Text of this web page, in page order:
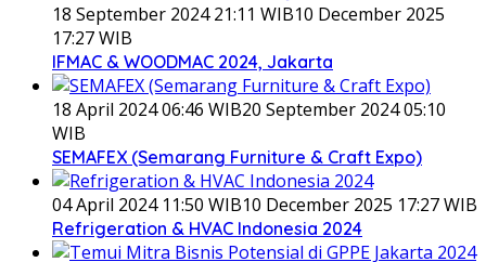
18 September 2024 21:11 WIB10 December 2025
17:27 WIB
IFMAC & WOODMAC 2024, Jakarta
18 April 2024 06:46 WIB20 September 2024 05:10
WIB
SEMAFEX (Semarang Furniture & Craft Expo)
04 April 2024 11:50 WIB10 December 2025 17:27 WIB
Refrigeration & HVAC Indonesia 2024